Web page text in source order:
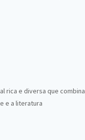
rica e diversa que combina
e a literatura